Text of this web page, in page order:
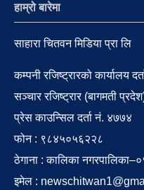
हाम्रो बारेमा
साहारा चितवन मिडिया प्रा लि
कम्पनी रजिष्ट्रारको कार्यालय
सञ्चार रजिष्ट्रार (बागमती
प्रेस काउन्सिल दर्ता नं. ४७७४
फोन : ९८४५०५६२२८
ठेगाना : कालिका
इमेल :